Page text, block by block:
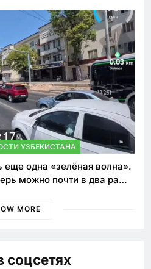
УЗБЕКИСТАНА
еще одна «зелёная волна».
можно почти в два раза
MORE
соцсетях